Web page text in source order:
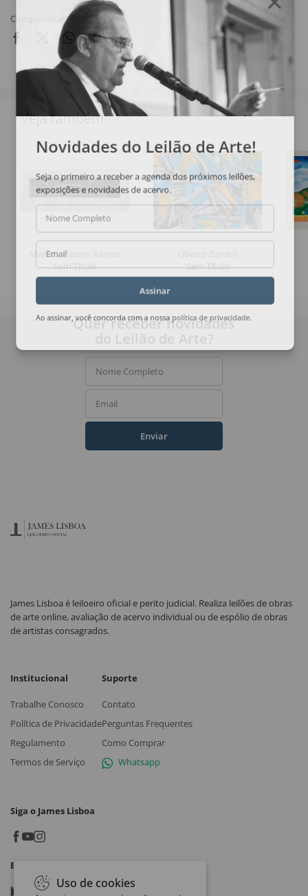
Compartilhar
Veja também
Marilda Passos Ramos
Sem Título
Sem Título
Novidades do Leilão de Arte!
Seja o primeiro a receber a agenda dos próximos leilões,
exposições e novidades de acervo.
Nome Completo
Email
Assinar
Ao assinar, você concorda com a nossapolítica de privacidade
Quer receber novidades
Nome Completo
Email
Enviar
James Lisboa é leiloeiro oficial e perito judicial. Realiza leilões de obras
de arte online, avaliação de acervo individual ou de espólio de obras
de artistas consagrados.
Institucional
Trabalhe Conosco
Política de Privacidade
Regulamento
Termos de Serviço
Suporte
Contato
Perguntas Frequentes
Como Comprar
Whatsapp
Siga o James Lisboa
Baixe o App
Google play
Uso de cookies